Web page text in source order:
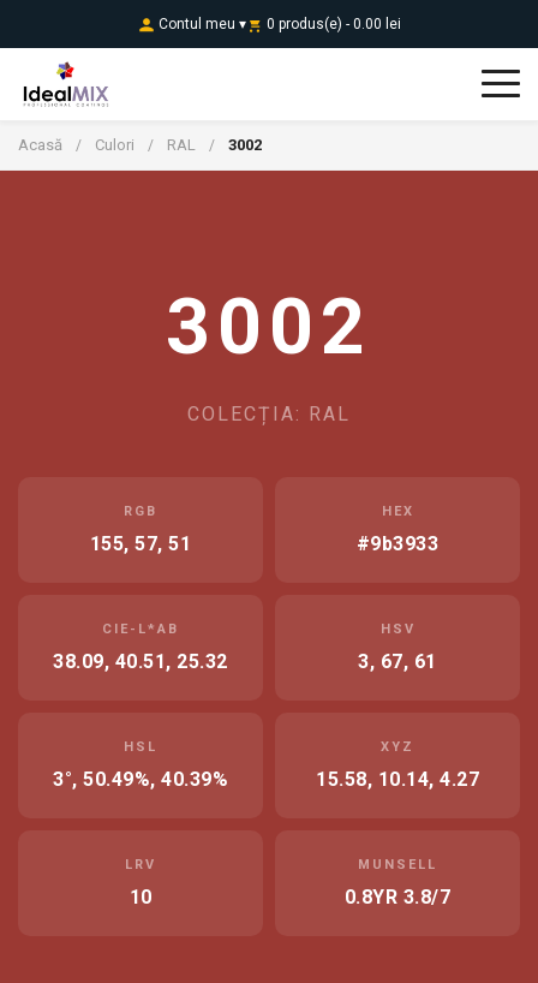
Contul meu ▾ 0 produs(e) - 0.00 lei
Acasă / Culori / RAL / 3002
3002
COLECȚIA: RAL
RGB
155, 57, 51
HEX
#9b3933
CIE-L*AB
38.09, 40.51, 25.32
HSV
3, 67, 61
HSL
3°, 50.49%, 40.39%
XYZ
15.58, 10.14, 4.27
LRV
10
MUNSELL
0.8YR 3.8/7